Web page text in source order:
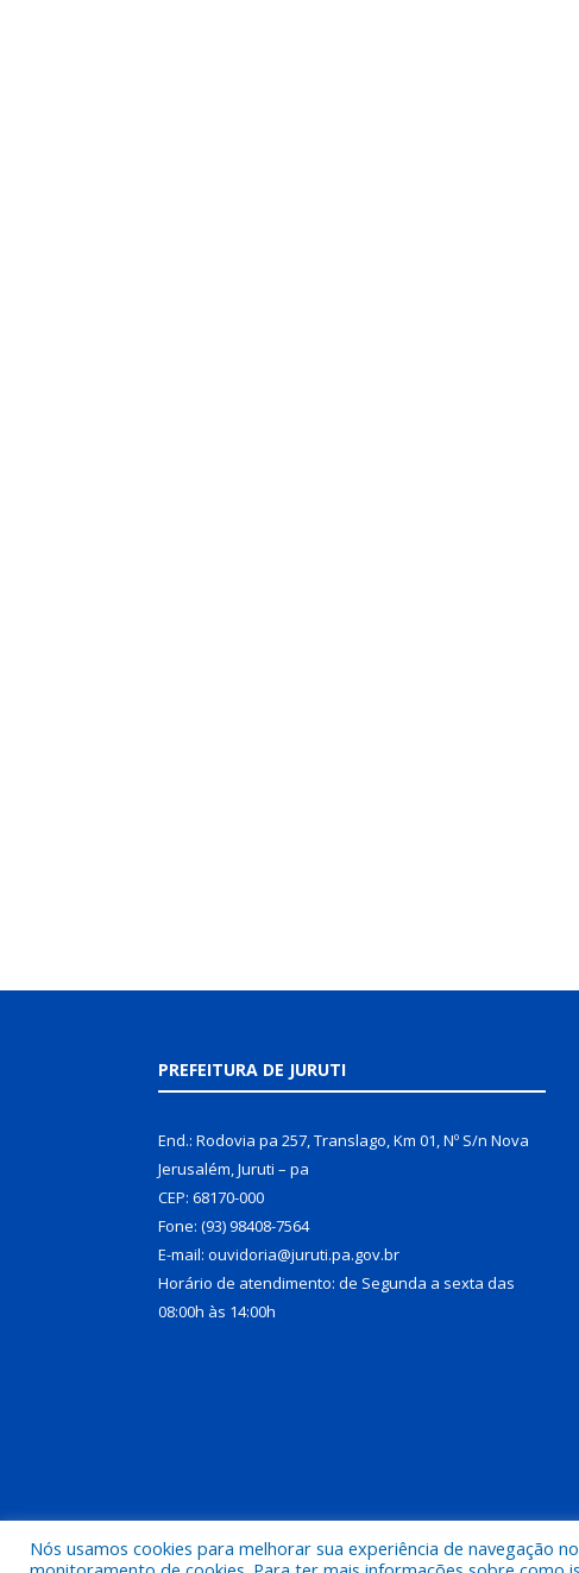
PREFEITURA DE JURUTI
End.: Rodovia pa 257, Translago, Km 01, Nº S/n Nova
Jerusalém, Juruti – pa
CEP: 68170-000
Fone: (93) 98408-7564
E-mail: ouvidoria@juruti.pa.gov.br
Horário de atendimento: de Segunda a sexta das
08:00h às 14:00h
Todos os direitos reservados a Prefeitura Municipal de
Nós usamos cookies para melhorar sua experiência de navegação